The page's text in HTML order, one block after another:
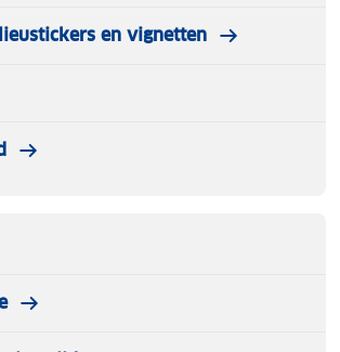
en vignetten